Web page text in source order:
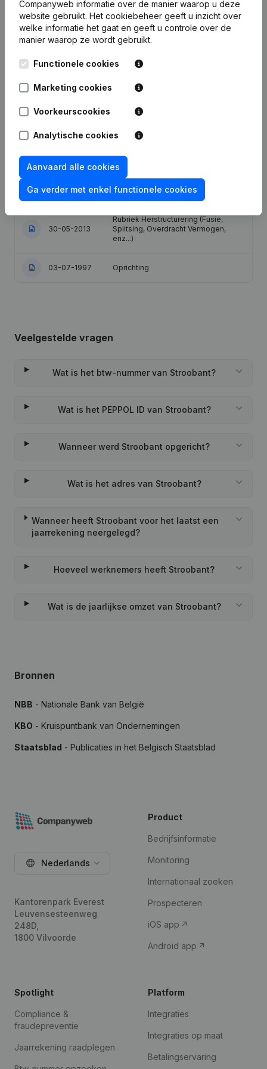
Datum Publicatie
Statuten (Vertaling, Coördinatie,
Overige Wijzigingen, …) - Wijziging
Benoemingen
Adressen Anders Dan
24-09-2013
Benaming - Doel - Kapitaal -
Aandelen - Ontslagnemingen -
Coördinatie, Overige Wijzigingen, …)
- Rubriek Herstructurering (Fusie,
Splitsing, Overdracht Vermogen,
enz...)
30-05-2013
Rubriek Herstructurering (Fusie,
Splitsing, Overdracht Vermogen,
enz...)
03-07-1997 Oprichting
Veelgestelde vragen
Wat is het btw-nummer van Stroobant?
Wat is het PEPPOL ID van Stroobant?
Wanneer werd Stroobant opgericht?
Wat is het adres van Stroobant?
Wanneer heeft Stroobant voor het laatst een
jaarrekening neergelegd?
Hoeveel werknemers heeft Stroobant?
Wat is de jaarlijkse omzet van Stroobant?
Bronnen
NBB - Nationale Bank van België
KBO - Kruispuntbank van Ondernemingen
Staatsblad - Publicaties in het Belgisch Staatsblad
Companyweb informatie over de manier waarop u deze
website gebruikt. Het cookiebeheer geeft u inzicht over
welke informatie het gaat en geeft u controle over de
manier waarop ze wordt gebruikt.
Functionele cookies
Marketing cookies
Voorkeurscookies
Analytische cookies
Aanvaard alle cookies
Ga verder met enkel functionele cookies
Nederlands
Kantorenpark Everest
Leuvensesteenweg
248D,
1800 Vilvoorde
Product
Bedrijfsinformatie
Monitoring
Internationaal zoeken
Prospecteren
iOS app
Android app
Spotlight
Compliance &
fraudepreventie
Jaarrekening raadplegen
Platform
Integraties
Integraties op maat
Betalingservaring